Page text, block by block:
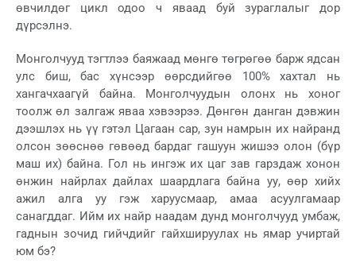
өвчилдөг цикл одоо ч яваад буй зураглалыг дор
дүрсэлнэ.
Монголчууд тэгтлээ баяжаад мөнгө төгрөгөө барж ядсан
улс биш, бас хүнсээр өөрсдийгөө 100% хахтал нь
хангачхаагүй байна. Монголчуудын олонх нь хоног
тоолж өл залгаж яваа хэвээрээ. Дөнгөн данган дэвжин
дээшлэх нь үү гэтэл Цагаан сар, зун намрын их найранд
олсон зөөснөө гөвөөд бардаг гашуун жишээ олон (бүр
маш их) байна. Гол нь ингэж их цаг зав гарздаж хонон
өнжин найрлах дайлах шаардлага байна уу, өөр хийх
ажил алга уу гэж харуусмаар, амаа асуулгамаар
санагддаг. Ийм их найр наадам дунд монголчууд умбаж,
гаднын зочид гийчдийг гайхшируулах нь ямар учиртай
юм бэ?